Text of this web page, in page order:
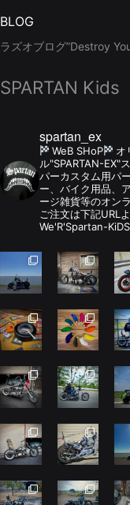
BLOG
ラズオブログ”Destroy
SPARTAN Kids
spartan_ex
WeB SHoP
オ
ル"SPARTAN-EX"
パーカスタム用パ
ー、バイク用品、
ージ雑貨等のオン
ご注文は下記URL
We'R'Spartan-